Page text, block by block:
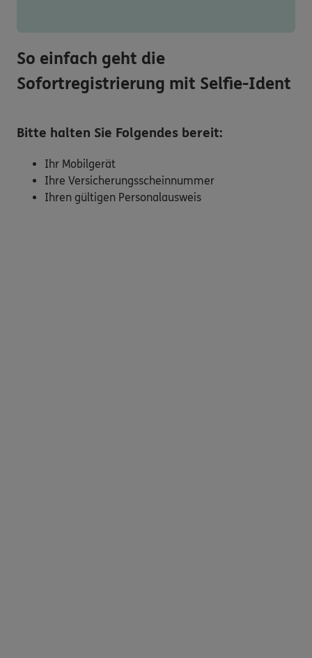
So einfach geht die
Sofortregistrierung mit Selfie-Ident
Bitte halten Sie Folgendes bereit:
Ihr Mobilgerät
Ihre Versicherungsscheinnummer
Ihren gültigen Personalausweis